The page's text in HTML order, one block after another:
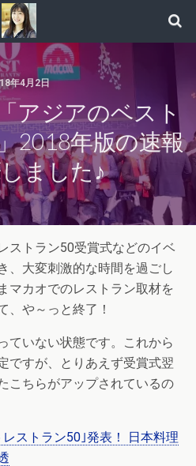
年4月2日
アジアのベスト
2018年版の速報
ました♪
ストラン50受賞式などのイベ
、大変刺激的な時間を過ごし
マカオでのレストラン取材を
、や～っと終了！
ていない状態です。これから
ですが、とりあえず受賞式翌
こちらがアップされているの
レストラン50｣発表！ 日本料理